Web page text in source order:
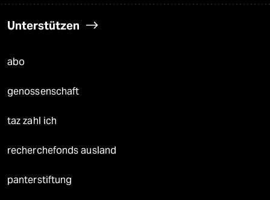
Unterstützen
abo
genossenschaft
taz zahl ich
recherchefonds ausland
panterstiftung